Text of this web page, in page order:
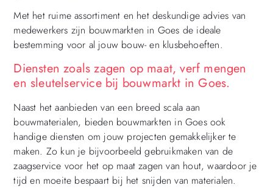
Met het ruime assortiment en het deskundige advies van
medewerkers zijn bouwmarkten in Goes de ideale
bestemming voor al jouw bouw- en klusbehoeften.
Diensten zoals zagen op maat, verf mengen
en sleutelservice bij bouwmarkt in Goes.
Naast het aanbieden van een breed scala aan
bouwmaterialen, bieden bouwmarkten in Goes ook
handige diensten om jouw projecten gemakkelijker te
maken. Zo kun je bijvoorbeeld gebruikmaken van de
zaagservice voor het op maat zagen van hout, waardoor je
tijd en moeite bespaart bij het snijden van materialen.